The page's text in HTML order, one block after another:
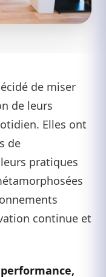
de miser
de leurs
Elles ont
de
pratiques
continue et